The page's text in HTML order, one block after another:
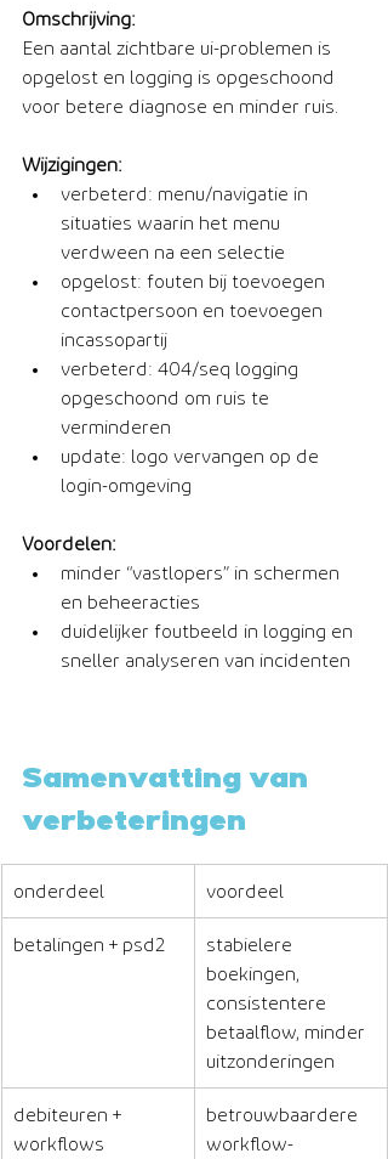
Omschrijving:
Een aantal zichtbare ui-problemen is
opgelost en logging is opgeschoond
voor betere diagnose en minder ruis.
Wijzigingen:
verbeterd: menu/navigatie in
situaties waarin het menu
verdween na een selectie
opgelost: fouten bij toevoegen
contactpersoon en toevoegen
incassopartij
verbeterd: 404/seq logging
opgeschoond om ruis te
verminderen
update: logo vervangen op de
login-omgeving
Voordelen:
minder “vastlopers” in schermen
en beheeracties
duidelijker foutbeeld in logging en
sneller analyseren van incidenten
Samenvatting van
verbeteringen
onderdeel voordeel
betalingen + psd2
stabielere
boekingen,
consistentere
betaalflow, minder
uitzonderingen
debiteuren +
workflows
betrouwbaardere
workflow-